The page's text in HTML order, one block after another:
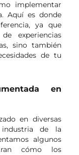
implementar
Aquí es donde
ya que
experiencias
sino también
de tu
en
en diversas
de la
algunos
cómo los